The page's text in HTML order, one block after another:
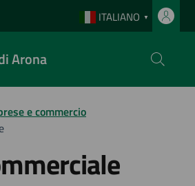
ITALIANO ▼
Arona
e commercio